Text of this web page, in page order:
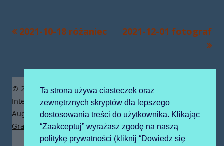
Nawigacja
Poprzedni
2021-10-18 różaniec
Następny
2021-12-01 fotograf
Zawartość
stopki
© 2019 Publiczne Przedszkole z Oddziałami
Integracyjnymi prowadzone przez Zgromadzenie Sióstr
Augustianek
Grafika tła z pngtree.com
Ta strona używa ciasteczek oraz
zewnętrznych skryptów dla lepszego
dostosowania treści do użytkownika. Klikając
“Zaakceptuj” wyrażasz zgodę na naszą
politykę prywatności (kliknij “Dowiedz się